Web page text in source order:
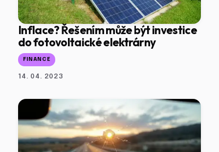
Inflace? Řešením může být investice
do fotovoltaické elektrárny
FINANCE
14. 04. 2023